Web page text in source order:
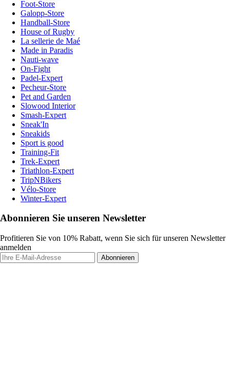
Foot-Store
Galopp-Store
Handball-Store
House of Rugby
La sellerie de Maé
Made in Paradis
Nauti-wave
On-Fight
Padel-Expert
Pecheur-Store
Pet and Garden
Slowood Interior
Smash-Expert
Sneak'In
Sneakids
Sport is good
Training-Fit
Trek-Expert
Triathlon-Expert
TripNBikers
Vélo-Store
Winter-Expert
Abonnieren Sie unseren Newsletter
Profitieren Sie von 10% Rabatt, wenn Sie sich für unseren Newsletter
anmelden
Abonnieren